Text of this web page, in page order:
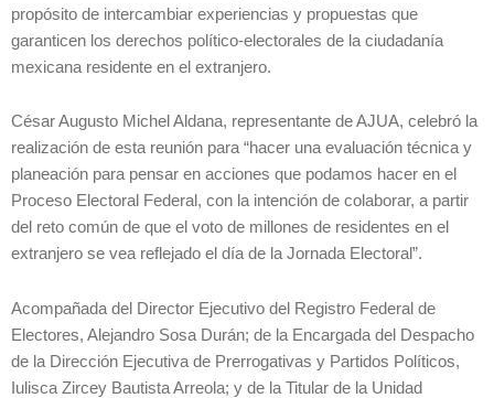
propósito de intercambiar experiencias y propuestas que
garanticen los derechos político-electorales de la ciudadanía
mexicana residente en el extranjero.
César Augusto Michel Aldana, representante de AJUA, celebró la
realización de esta reunión para “hacer una evaluación técnica y
planeación para pensar en acciones que podamos hacer en el
Proceso Electoral Federal, con la intención de colaborar, a partir
del reto común de que el voto de millones de residentes en el
extranjero se vea reflejado el día de la Jornada Electoral”.
Acompañada del Director Ejecutivo del Registro Federal de
Electores, Alejandro Sosa Durán; de la Encargada del Despacho
de la Dirección Ejecutiva de Prerrogativas y Partidos Políticos,
Iulisca Zircey Bautista Arreola; y de la Titular de la Unidad